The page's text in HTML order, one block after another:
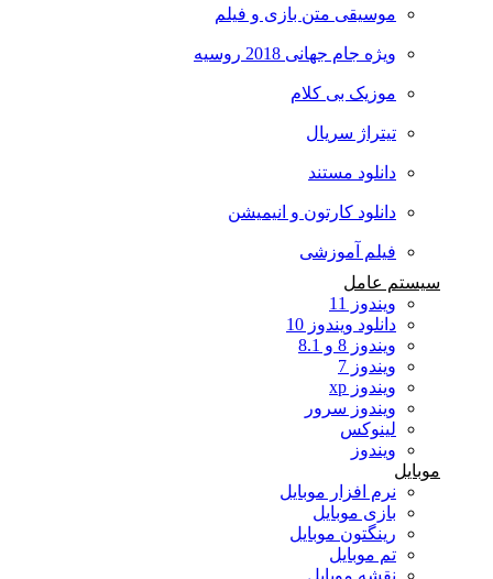
موسیقی متن بازی و فیلم
ویژه جام جهانی 2018 روسیه
موزیک بی کلام
تیتراژ سریال
دانلود مستند
دانلود کارتون و انیمیشن
فیلم آموزشی
سیستم عامل
ویندوز 11
دانلود ویندوز 10
ویندوز 8 و 8.1
ویندوز 7
ویندوز xp
ویندوز سرور
لینوکس
ویندوز
موبایل
نرم افزار موبایل
بازی موبایل
رینگتون موبایل
تم موبایل
نقشه موبایل